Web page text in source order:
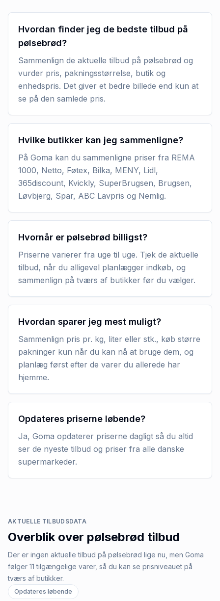
Hvordan finder jeg de bedste tilbud på
pølsebrød?
Sammenlign de aktuelle tilbud på pølsebrød og
vurder pris, pakningsstørrelse, butik og
enhedspris. Det giver et bedre billede end kun at
se på den samlede pris.
Hvilke butikker kan jeg sammenligne?
På Goma kan du sammenligne priser fra REMA
1000, Netto, Føtex, Bilka, MENY, Lidl,
365discount, Kvickly, SuperBrugsen, Brugsen,
Løvbjerg, Spar, ABC Lavpris og Nemlig.
Hvornår er pølsebrød billigst?
Priserne varierer fra uge til uge. Tjek de aktuelle
tilbud, når du alligevel planlægger indkøb, og
sammenlign på tværs af butikker før du vælger.
Hvordan sparer jeg mest muligt?
Sammenlign pris pr. kg, liter eller stk., køb større
pakninger kun når du kan nå at bruge dem, og
planlæg først efter de varer du allerede har
hjemme.
Opdateres priserne løbende?
Ja, Goma opdaterer priserne dagligt så du altid
ser de nyeste tilbud og priser fra alle danske
supermarkeder.
AKTUELLE TILBUDSDATA
Overblik over pølsebrød tilbud
Der er ingen aktuelle tilbud på pølsebrød lige nu, men Goma
følger 11 tilgængelige varer, så du kan se prisniveauet på
tværs af butikker.
Opdateres løbende